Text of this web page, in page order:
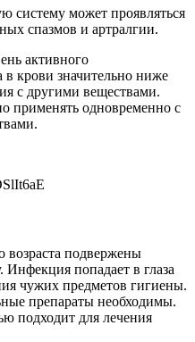
систему может проявляться
спазмов и артралгии.
активного
в крови значительно ниже
с другими веществами.
применять одновременно с
возраста подвержены
попадает в глаза
чужих предметов гигиены.
препараты необходимы.
подходит для лечения